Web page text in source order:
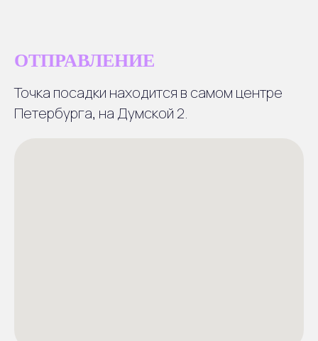
ОТПРАВЛЕНИЕ
Точка посадки находится в самом центре
Петербурга, на Думской 2.